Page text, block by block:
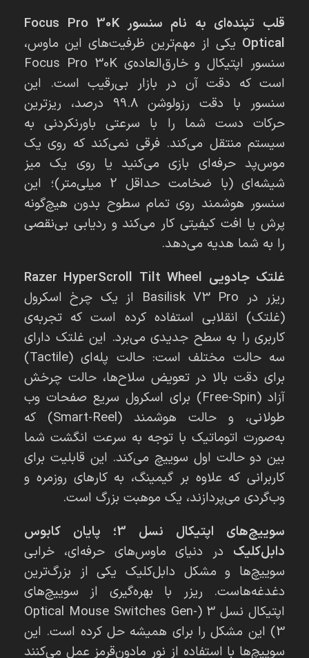
قلب تپنده‌ای به نام سنسور Focus Pro 30K
Optical یکی از مهم‌ترین ظرفیت‌های این ماوس،
سنسور اپتیکال و خارق‌العاده‌ی Focus Pro 30K
است که دقت آن در بازار بی‌رقیب است. این
سنسور با دقت رزولوشن 99.8 درصد، ریزترین
حرکات دست شما را با سرعتی باورنکردنی به
سیستم منتقل می‌کند. فرقی نمی‌کند که روی یک
موس‌پد حرفه‌ای بازی می‌کنید یا روی یک میز
شیشه‌ای (با ضخامت حداقل 2 میلی‌متر)؛ این
سنسور هوشمند روی تمام سطوح بدون هیچ‌گونه
پرش یا افت کیفیتی کار می‌کند و ردیابی بی‌نقصی
را به شما هدیه می‌دهد.
غلتک جادویی Razer HyperScroll Tilt Wheel
ریزر در Basilisk V3 Pro از یک چرخ اسکرول
(غلتک) انقلابی استفاده کرده است که تجربه‌ی
کاربری را به سطح جدیدی می‌برد. این غلتک دارای
سه حالت مختلف است: حالت پله‌ای (Tactile)
برای دقت بالا در تعویض سلاح‌ها، حالت چرخش
آزاد (Free-Spin) برای اسکرول سریع صفحات وب
طولانی، و حالت هوشمند (Smart-Reel) که
به‌صورت اتوماتیک با توجه به سرعت انگشت شما
بین دو حالت اول سوییچ می‌کند. این قابلیت برای
کاربرانی که علاوه بر گیمینگ، به کارهای روزمره و
وب‌گردی می‌پردازند، یک موهبت بزرگ است.
سوییچ‌های اپتیکال نسل 3؛ پایان کابوس
دابل‌کلیک در دنیای ماوس‌های حرفه‌ای، خرابی
سوییچ‌ها و مشکل دابل‌کلیک یکی از بزرگ‌ترین
دغدغه‌هاست. ریزر با بهره‌گیری از سوییچ‌های
اپتیکال نسل 3 (Optical Mouse Switches Gen-
3) این مشکل را برای همیشه حل کرده است. این
سوییچ‌ها با استفاده از نور مادون‌قرمز عمل می‌کنند